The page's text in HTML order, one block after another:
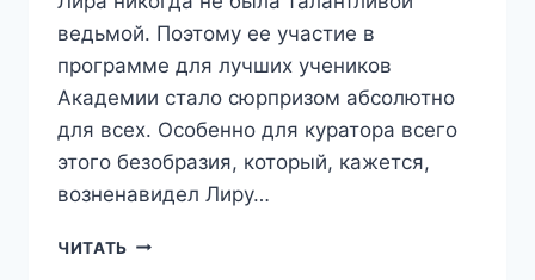
ведьмой. Поэтому ее участие в
программе для лучших учеников
Академии стало сюрпризом абсолютно
для всех. Особенно для куратора всего
этого безобразия, который, кажется,
возненавидел Лиру…
ЧИТАТЬ ВЕДЬМА